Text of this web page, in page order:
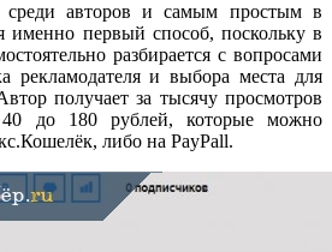
среди авторов и самым простым в
именно первый способ, поскольку в
разбирается с вопросами
рекламодателя и выбора места для
получает за тысячу просмотров
40 до 180 рублей, которые можно
либо на PayPall.